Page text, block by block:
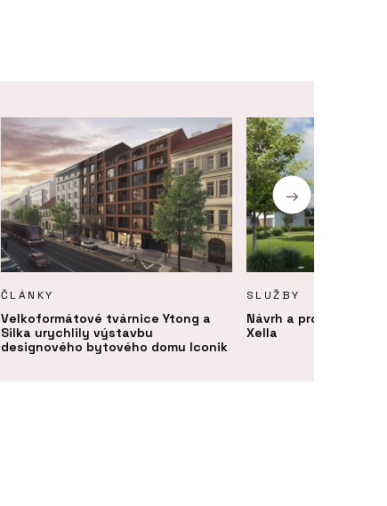
ČLÁNKY
Velkoformátové tvárnice Ytong a
Silka urychlily výstavbu
designového bytového domu Iconik
SLUŽBY
Návrh a projektování
Xella